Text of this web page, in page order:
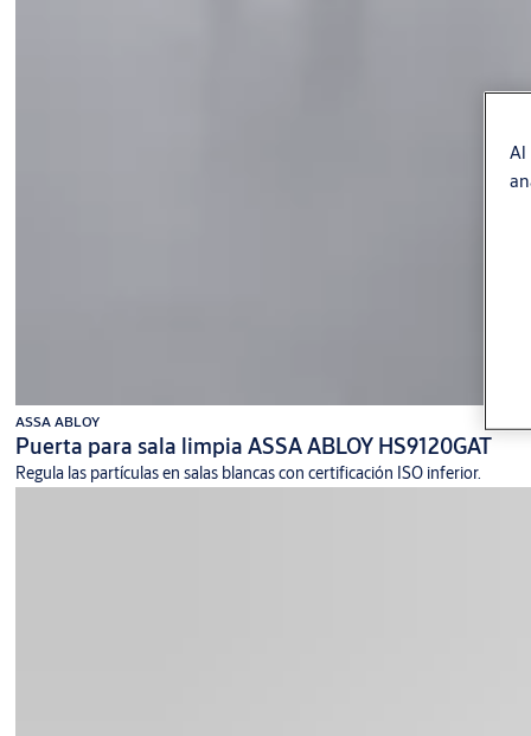
ASSA ABLOY
Puerta para sala limpia ASSA ABLOY HS9120GAT
Regula las partículas en salas blancas con certificación ISO inferior.
Al